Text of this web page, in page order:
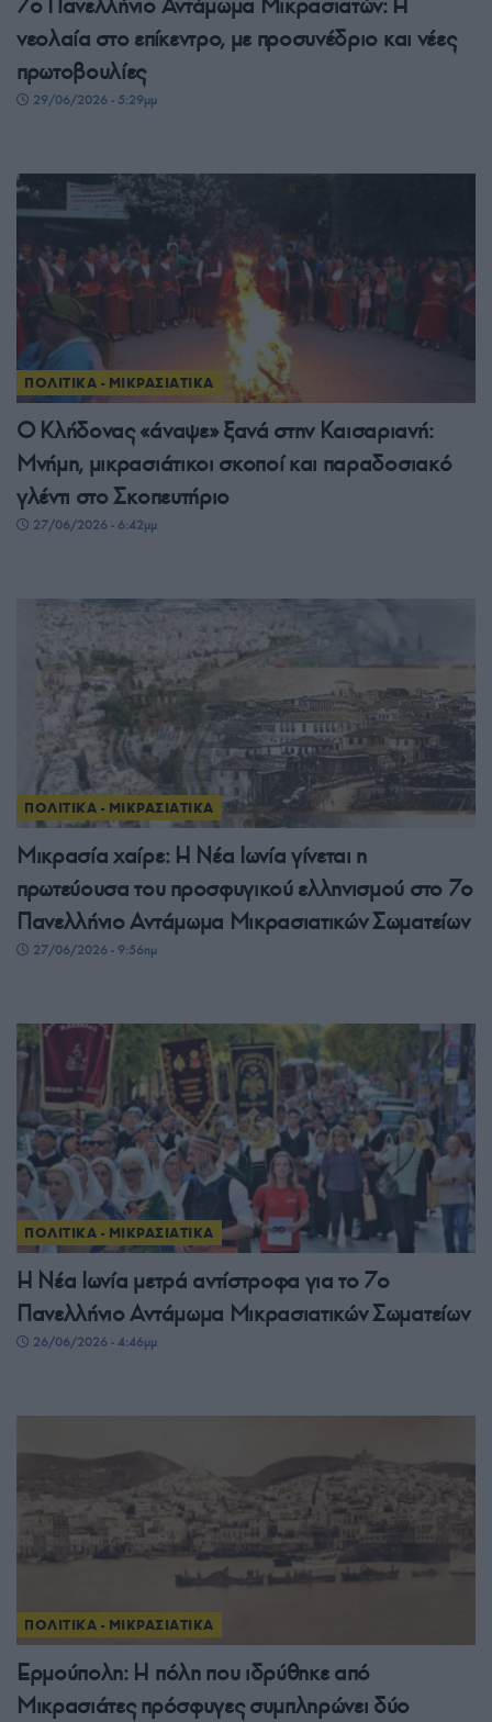
νεολαία στο επίκεντρο, με προσυνέδριο και νέες
πρωτοβουλίες
29/06/2026 - 5:29μμ
ΠΟΛΙΤΙΚΑ - ΜΙΚΡΑΣΙΑΤΙΚΑ
Ο Κλήδονας «άναψε» ξανά στην Καισαριανή:
Μνήμη, μικρασιάτικοι σκοποί και παραδοσιακό
γλέντι στο Σκοπευτήριο
27/06/2026 - 6:42μμ
ΠΟΛΙΤΙΚΑ - ΜΙΚΡΑΣΙΑΤΙΚΑ
Μικρασία χαίρε: Η Νέα Ιωνία γίνεται η
πρωτεύουσα του προσφυγικού ελληνισμού στο 7ο
Πανελλήνιο Αντάμωμα Μικρασιατικών Σωματείων
27/06/2026 - 9:56πμ
ΠΟΛΙΤΙΚΑ - ΜΙΚΡΑΣΙΑΤΙΚΑ
Η Νέα Ιωνία μετρά αντίστροφα για το 7ο
Πανελλήνιο Αντάμωμα Μικρασιατικών Σωματείων
26/06/2026 - 4:46μμ
ΠΟΛΙΤΙΚΑ - ΜΙΚΡΑΣΙΑΤΙΚΑ
Ερμούπολη: Η πόλη που ιδρύθηκε από
Μικρασιάτες πρόσφυγες συμπληρώνει δύο